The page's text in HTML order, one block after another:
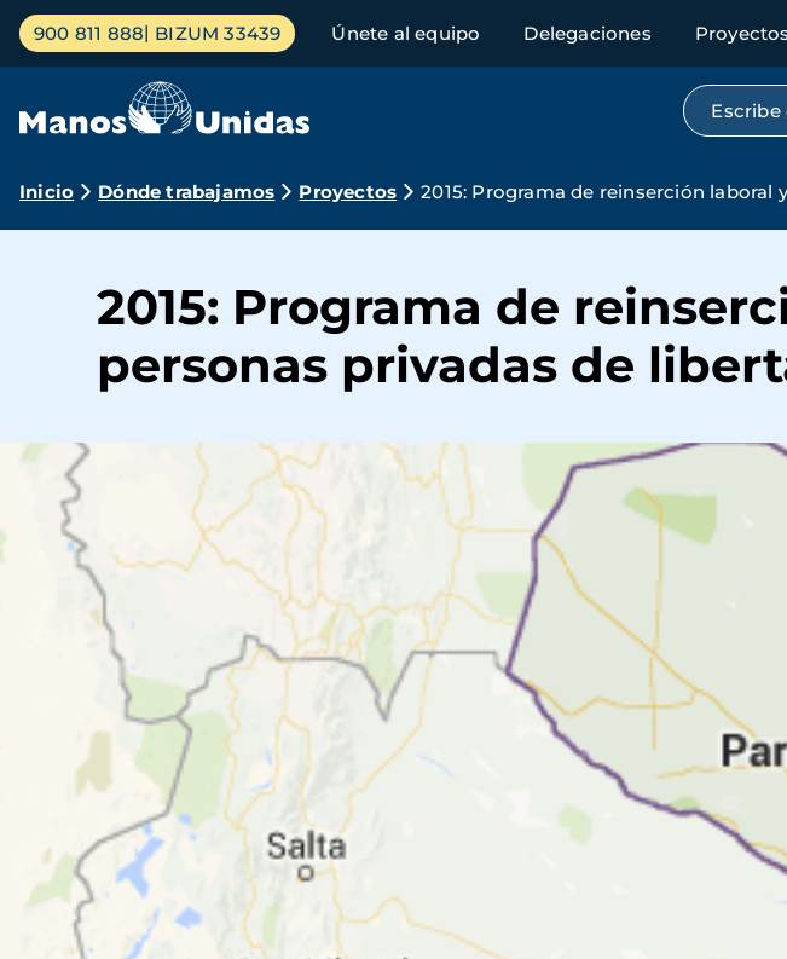
Pasar
contenido
Menú
principal
900 811 888 BIZUM 33439 Únete al equipo Delegaciones Proyectos
Ruta
navegación
Inicio Dónde trabajamos Proyectos 2015: Programa de reinserción laboral
2015: Programa de
personas privadas de